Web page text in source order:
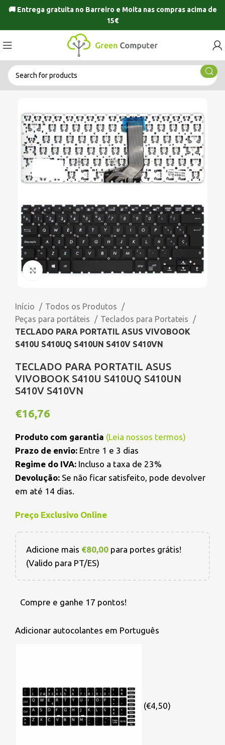
🚚 Entrega gratuita no Barreiro e Moitanas compras acima de
15€
Click to enlarge
Início
Todos os Produtos
Peças para portáteis
Teclados para Portateis
TECLADO PARA PORTATIL ASUS VIVOBOOK
S410U S410UQ S410UN S410V S410VN
TECLADO PARA PORTATIL ASUS
VIVOBOOK S410U S410UQ S410UN
S410V S410VN
€16,76
Produto com garantia (Leia nossos termos)
Prazo de envio: Entre 1 e 3 dias
Regime do IVA: Incluso a taxa de 23%
Devolução: Se não ficar satisfeito, pode devolver
em até 14 dias.
Preço Exclusivo Online
Adicione mais €80,00 para portes grátis!
(Valido para PT/ES)
Compre e ganhe 17 pontos!
Adicionar autocolantes em Português
(€4,50)